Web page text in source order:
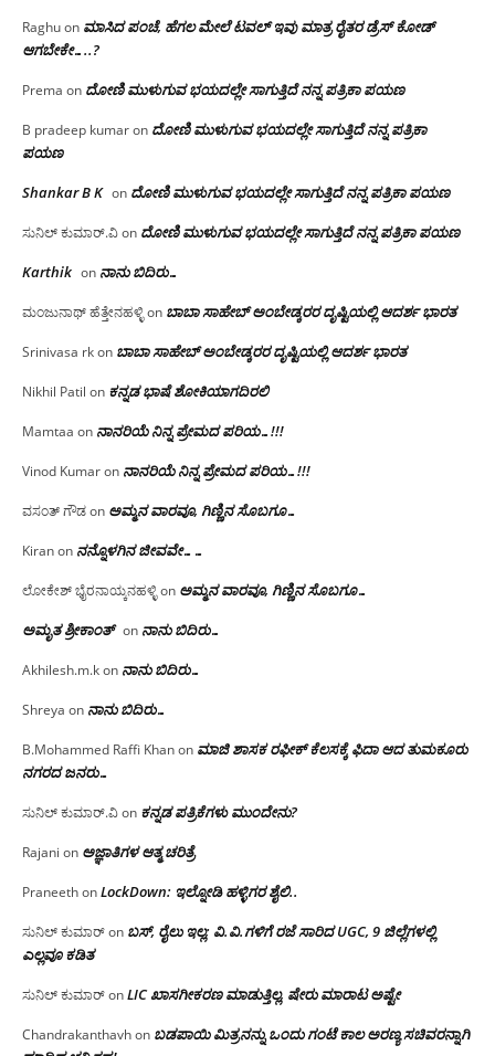
Raghuon ಮಾಸಿದ ಪಂಚೆ, ಹೆಗಲ ಮೇಲೆ ಟವಲ್‌ ಇವು ಮಾತ್ರ ರೈತರ ಡ್ರೆಸ್‌ ಕೋಡ್
ಆಗಬೇಕೇ…..?‌
Prema on ದೋಣಿ ಮುಳುಗುವ ಭಯದಲ್ಲೇ ಸಾಗುತ್ತಿದೆ ನನ್ನ ಪತ್ರಿಕಾ ಪಯಣ
B pradeep kumaron ದೋಣಿ ಮುಳುಗುವ ಭಯದಲ್ಲೇ ಸಾಗುತ್ತಿದೆ ನನ್ನ ಪತ್ರಿಕಾ
ಪಯಣ
Shankar B K on ದೋಣಿ ಮುಳುಗುವ ಭಯದಲ್ಲೇ ಸಾಗುತ್ತಿದೆ ನನ್ನ ಪತ್ರಿಕಾ ಪಯಣ
ಸುನಿಲ್ ಕುಮಾರ್.ವಿon ದೋಣಿ ಮುಳುಗುವ ಭಯದಲ್ಲೇ ಸಾಗುತ್ತಿದೆ ನನ್ನ ಪತ್ರಿಕಾ ಪಯಣ
Karthik on ನಾನು ಬಿದಿರು…
ಮಂಜುನಾಥ್ ಹೆತ್ತೇನಹಳ್ಳಿon ಬಾಬಾ ಸಾಹೇಬ್ ಅಂಬೇಡ್ಕರರ ದೃಷ್ಟಿಯಲ್ಲಿ ಆದರ್ಶ ಭಾರತ
Srinivasa rkon ಬಾಬಾ ಸಾಹೇಬ್ ಅಂಬೇಡ್ಕರರ ದೃಷ್ಟಿಯಲ್ಲಿ ಆದರ್ಶ ಭಾರತ
Nikhil Patil on ಕನ್ನಡ ಭಾಷೆ ಶೋಕಿಯಾಗದಿರಲಿ
Mamtaa on ನಾನರಿಯೆ ನಿನ್ನ ಪ್ರೇಮದ ಪರಿಯ…!!!
Vinod Kumaron ನಾನರಿಯೆ ನಿನ್ನ ಪ್ರೇಮದ ಪರಿಯ…!!!
ವಸಂತ್ ಗೌಡon ಅಮ್ಮನ ವಾರವೂ, ಗಿಣ್ಣಿನ ಸೊಬಗೂ…
Kiranon ನನ್ನೊಳಗಿನ ಜೀವವೇ……
ಲೋಕೇಶ್ ಭೈರನಾಯ್ಕನಹಳ್ಳಿon ಅಮ್ಮನ ವಾರವೂ, ಗಿಣ್ಣಿನ ಸೊಬಗೂ…
ಅಮೃತ ಶ್ರೀಕಾಂತ್ on ನಾನು ಬಿದಿರು…
Akhilesh.m.kon ನಾನು ಬಿದಿರು…
Shreya on ನಾನು ಬಿದಿರು…
B.Mohammed Raffi Khanon ಮಾಜಿ ಶಾಸಕ ರಫೀಕ್ ಕೆಲಸಕ್ಕೆ ಫಿದಾ ಆದ ತುಮಕೂರು
ನಗರದ ಜನರು…
ಸುನಿಲ್ ಕುಮಾರ್.ವಿon ಕನ್ನಡ ಪತ್ರಿಕೆಗಳು ಮುಂದೇನು?
Rajani on ಅಜ್ಞಾತಿಗಳ ಆತ್ಮ ಚರಿತ್ರೆ
PraneethonLockDown: ಇಲ್ನೋಡಿ ಹಳ್ಳಿಗರ ಶೈಲಿ..
ಸುನಿಲ್ ಕುಮಾರ್on ಬಸ್, ರೈಲು ಇಲ್ಲ; ವಿ.ವಿ.ಗಳಿಗೆ ರಜೆ ಸಾರಿದ UGC, 9 ಜಿಲ್ಲೆಗಳಲ್ಲಿ
ಎಲ್ಲವೂ ಕಡಿತ
ಸುನಿಲ್ ಕುಮಾರ್onLIC ಖಾಸಗೀಕರಣ ಮಾಡುತ್ತಿಲ್ಲ, ಷೇರು ಮಾರಾಟ ಅಷ್ಟೇ
Chandrakanthavhon ಬಡಪಾಯಿ ಮಿತ್ರನನ್ನು ಒಂದು ಗಂಟೆ ಕಾಲ ಅರಣ್ಯ ಸಚಿವರನ್ನಾಗಿ